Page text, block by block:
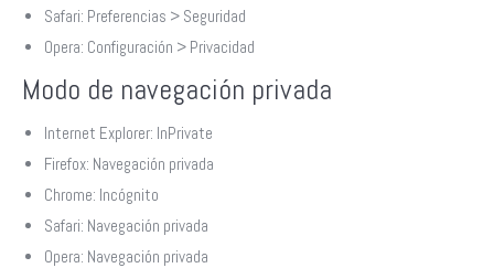
Safari: Preferencias > Seguridad
Opera: Configuración > Privacidad
Modo de navegación privada
Internet Explorer: InPrivate
Firefox: Navegación privada
Chrome: Incógnito
Safari: Navegación privada
Opera: Navegación privada